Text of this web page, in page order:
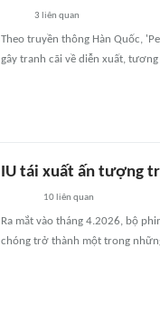
3 liên quan
Theo truyền thông Hàn Quốc,
gây tranh cãi về diễn xuất, tương
IU tái xuất ấn tượng
10liên quan
Ra mắt vào tháng 4.2026, bộ
chóng trở thành một trong